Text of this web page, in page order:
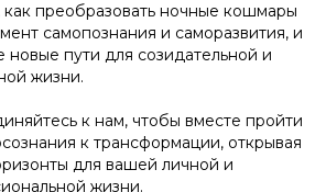
как преобразовать ночные кошмары
самопознания и саморазвития, и
новые пути для созидательной и
жизни.
к нам, чтобы вместе пройти
к трансформации, открывая
для вашей личной и
жизни.